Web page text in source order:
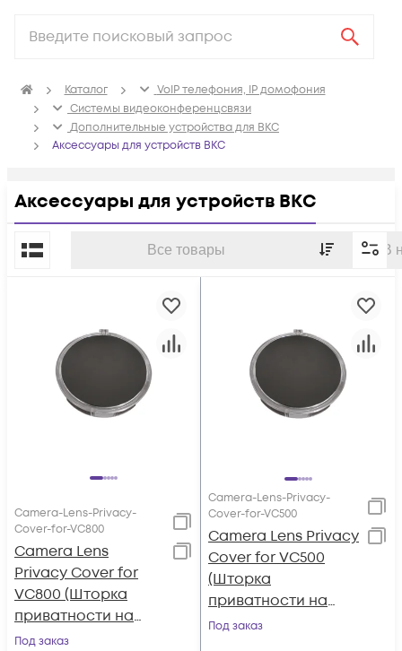
Каталог
VoIP телефония, IP домофония
Системы видеоконференцсвязи
Дополнительные устройства для ВКС
Аксессуары для устройств ВКС
Аксессуары для устройств ВКС
Все товары В
По популярности
Camera-Lens-Privacy-
Cover-for-VC800
Camera Lens
Privacy Cover for
VC800 (Шторка
приватности на
объектив для
Под заказ
Camera-Lens-Privacy-
Cover-for-VC500
Camera Lens Privacy
Cover for VC500
(Шторка
приватности на
объектив для
Под заказ